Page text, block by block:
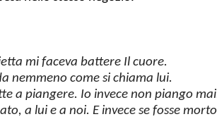
mi faceva battere Il cuore.
nemmeno come si chiama lui.
a piangere. Io invece non piango
a lui e a noi. E invece se fosse